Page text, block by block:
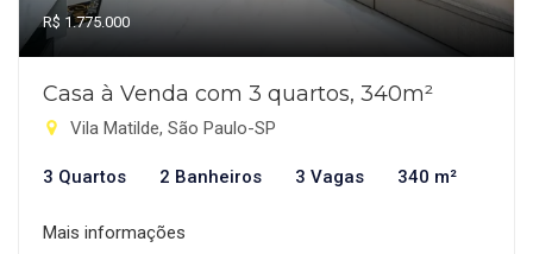
R$ 1.775.000
Casa à Venda com 3 quartos, 340m²
Vila Matilde, São Paulo-SP
3 Quartos 2 Banheiros 3 Vagas 340 m²
Mais informações